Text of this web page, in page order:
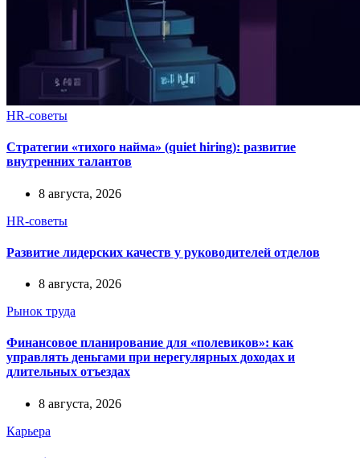
HR-советы
Стратегии «тихого найма» (quiet hiring): развитие
внутренних талантов
8 августа, 2026
HR-советы
Развитие лидерских качеств у руководителей отделов
8 августа, 2026
Рынок труда
Финансовое планирование для «полевиков»: как
управлять деньгами при нерегулярных доходах и
длительных отъездах
8 августа, 2026
Карьера